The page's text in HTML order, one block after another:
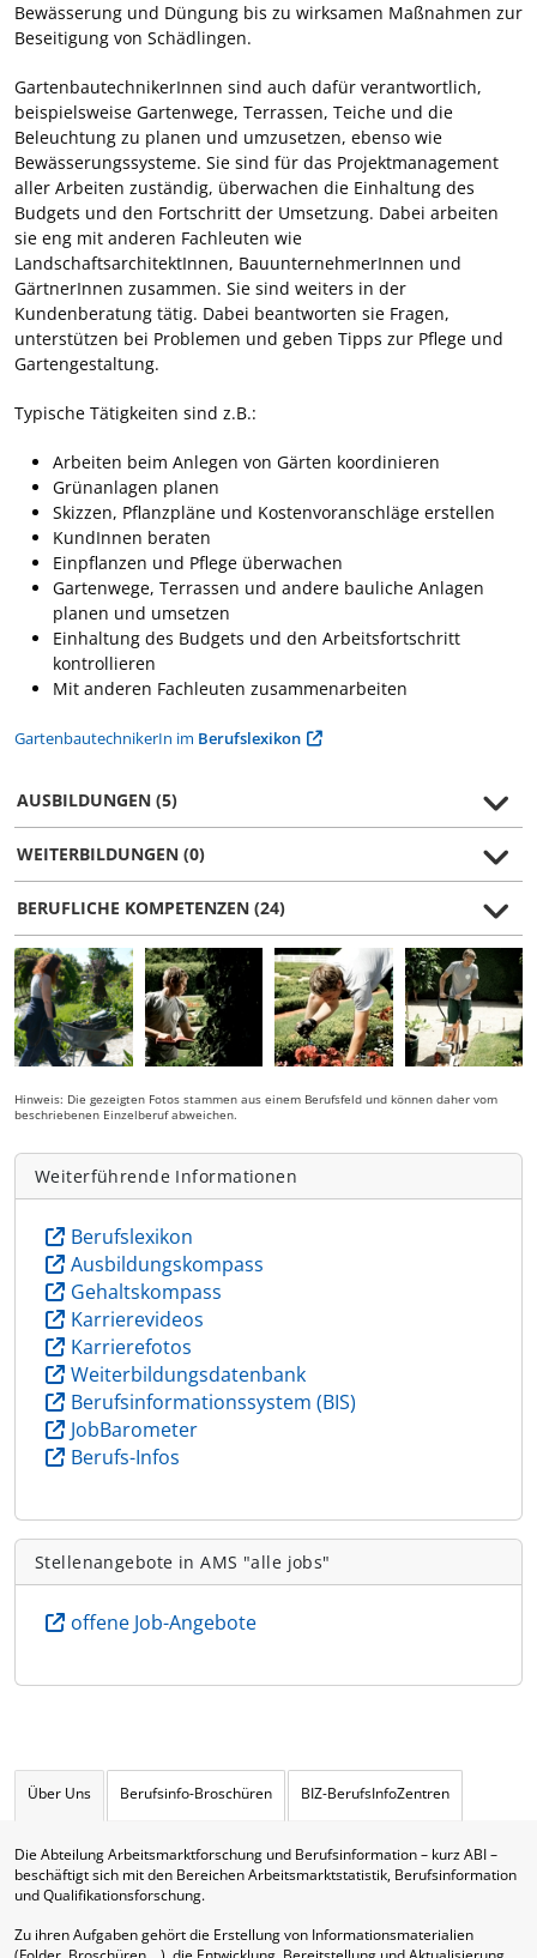
Bewässerung und Düngung bis zu wirksamen Maßnahmen zur
Beseitigung von Schädlingen.
GartenbautechnikerInnen sind auch dafür verantwortlich,
beispielsweise Gartenwege, Terrassen, Teiche und die
Beleuchtung zu planen und umzusetzen, ebenso wie
Bewässerungssysteme. Sie sind für das Projektmanagement
aller Arbeiten zuständig, überwachen die Einhaltung des
Budgets und den Fortschritt der Umsetzung. Dabei arbeiten
sie eng mit anderen Fachleuten wie
LandschaftsarchitektInnen, BauunternehmerInnen und
GärtnerInnen zusammen. Sie sind weiters in der
Kundenberatung tätig. Dabei beantworten sie Fragen,
unterstützen bei Problemen und geben Tipps zur Pflege und
Gartengestaltung.
Typische Tätigkeiten sind z.B.:
Arbeiten beim Anlegen von Gärten koordinieren
Grünanlagen planen
Skizzen, Pflanzpläne und Kostenvoranschläge erstellen
KundInnen beraten
Einpflanzen und Pflege überwachen
Gartenwege, Terrassen und andere bauliche Anlagen
planen und umsetzen
Einhaltung des Budgets und den Arbeitsfortschritt
kontrollieren
Mit anderen Fachleuten zusammenarbeiten
GartenbautechnikerIn im Berufslexikon
AUSBILDUNGEN (5)
WEITERBILDUNGEN (0)
BERUFLICHE KOMPETENZEN (24)
Hinweis: Die gezeigten Fotos stammen aus einem Berufsfeld und können daher vom
beschriebenen Einzelberuf abweichen.
Weiterführende Informationen
Berufslexikon
Ausbildungskompass
Gehaltskompass
Karrierevideos
Karrierefotos
Weiterbildungsdatenbank
Berufsinformationssystem (BIS)
JobBarometer
Berufs-Infos
Stellenangebote in AMS "alle jobs"
offene Job-Angebote
Über Uns Berufsinfo-Broschüren BIZ-BerufsInfoZentren
Die Abteilung Arbeitsmarktforschung und Berufsinformation – kurz ABI –
beschäftigt sich mit den Bereichen Arbeitsmarktstatistik, Berufsinformation
und Qualifikationsforschung.
Zu ihren Aufgaben gehört die Erstellung von Informationsmaterialien
(Folder, Broschüren,…), die Entwicklung, Bereitstellung und Aktualisierung